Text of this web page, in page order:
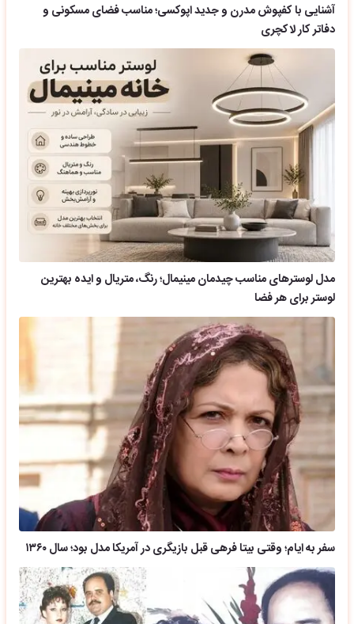
آشنایی با کفپوش مدرن و جدید اپوکسی؛ مناسب فضای مسکونی و
دفاتر کار لاکچری
مدل لوسترهای مناسب چیدمان مینیمال؛ رنگ، متریال و ایده بهترین
لوستر برای هر فضا
سفر به ایام؛ وقتی بیتا فرهی قبل بازیگری در آمریکا مدل بود؛ سال ۱۳۶۰